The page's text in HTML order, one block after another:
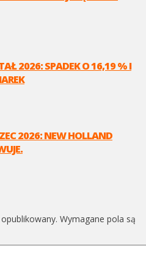
2026: SPADEK O 16,19 % I
2026: NEW HOLLAND
Wymagane pola są